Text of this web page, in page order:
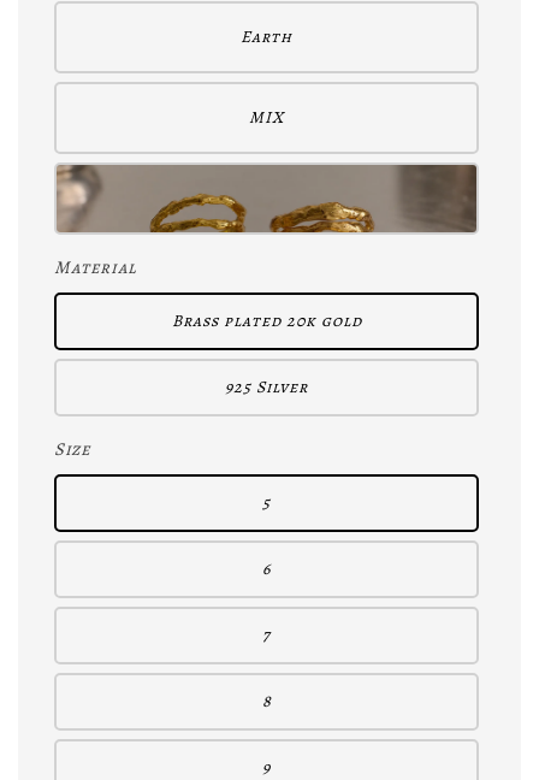
Earth
MIX
Material
Brass plated 20k gold
925 Silver
Size
5
6
7
8
9